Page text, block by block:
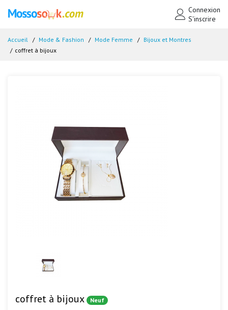
Connexion
S'inscrire
Accueil Mode & Fashion Mode Femme
Bijoux et Montres
coffret à bijoux
coffret à bijoux Neuf